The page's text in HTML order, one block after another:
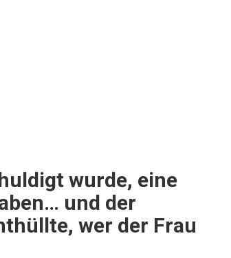
wurde, eine
und der
wer der Frau